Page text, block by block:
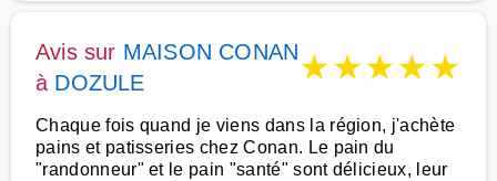
Avis sur MAISON CONAN
à DOZULE ★★★★★
Chaque fois quand je viens dans la région, j'achète
pains et patisseries chez Conan. Le pain du
"randonneur" et le pain "santé" sont délicieux, leur